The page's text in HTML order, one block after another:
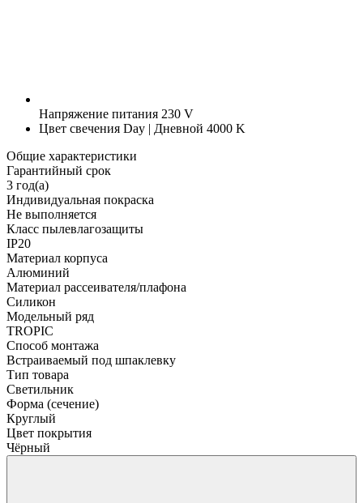
Напряжение питания 230 V
Цвет свечения Day | Дневной 4000 K
Общие характеристики
Гарантийный срок
3 год(а)
Индивидуальная покраска
Не выполняется
Класс пылевлагозащиты
IP20
Материал корпуса
Алюминий
Материал рассеивателя/плафона
Силикон
Модельный ряд
TROPIC
Способ монтажа
Встраиваемый под шпаклевку
Тип товара
Светильник
Форма (сечение)
Круглый
Цвет покрытия
Чёрный